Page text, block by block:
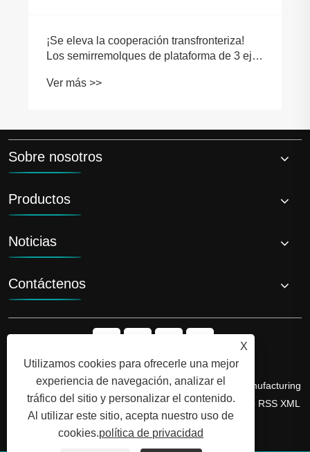
¡Se eleva la cooperación transfronteriza!
Los semirremolques de plataforma de 3 ejes
demuestra la fortaleza de fabricación
Ver más >>
Sobre nosotros
Productos
Noticias
Contáctenos
Copyright © 2026 Shandong Luyi Dedicated Vehicle Manufacturing
Co., Ltd. Todos los derechos reservados.Links Sitemap RSS XML
política de privacidad
X
Utilizamos cookies para ofrecerle una mejor
experiencia de navegación, analizar el
tráfico del sitio y personalizar el contenido.
Al utilizar este sitio, acepta nuestro uso de
cookies.política de privacidad